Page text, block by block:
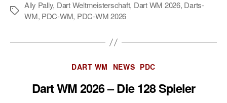
Schlagwörter
Ally Pally, Dart Weltmeisterschaft, Dart WM 2026, Darts-
WM, PDC-WM, PDC-WM 2026
Kategorien
DART WM NEWS PDC
Dart WM 2026 – Die 128 Spieler